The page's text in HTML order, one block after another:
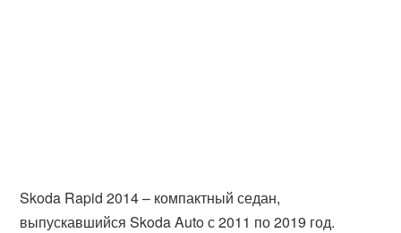
Skoda Rapid 2014 – компактный седан,
выпускавшийся Skoda Auto с 2011 по 2019 год.